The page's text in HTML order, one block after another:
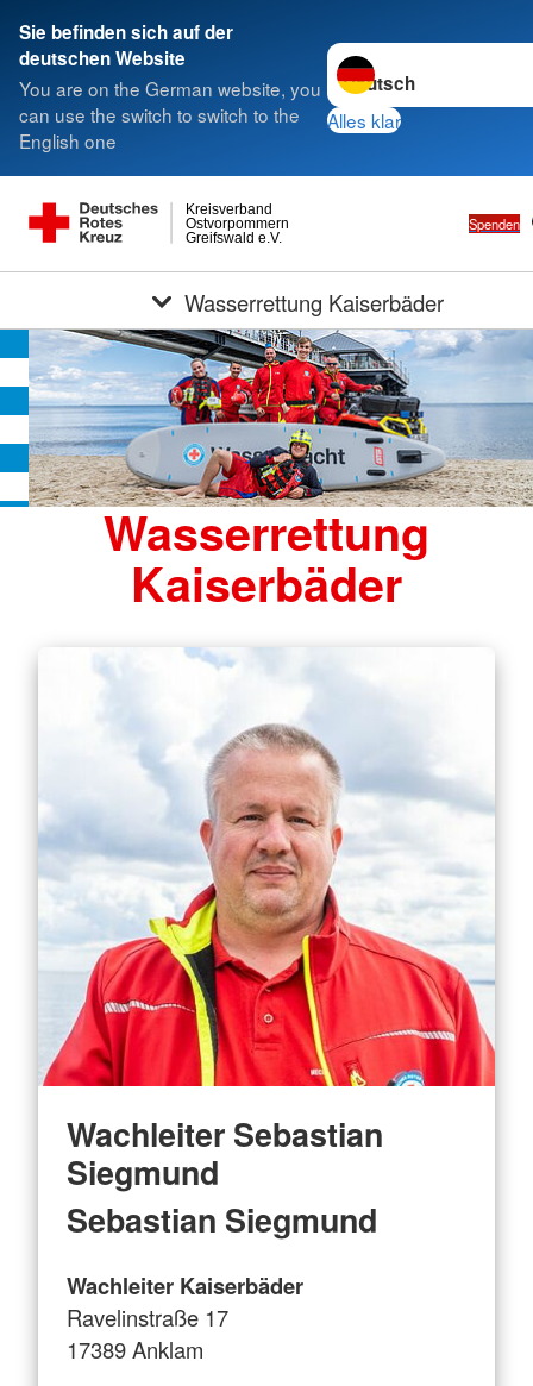
Sie befinden sich auf der
deutschen Website
You are on the German website, you
can use the switch to switch to the
English one
Sprache wechseln zu
Alles klar
Greifswald e.V.
Ostvorpommern
Kreisverband
Spenden
Wasserrettung Kaiserbäder
Wasserrettung
Kaiserbäder
Wachleiter Sebastian
Siegmund
Sebastian Siegmund
Wachleiter Kaiserbäder
Ravelinstraße 17
17389 Anklam